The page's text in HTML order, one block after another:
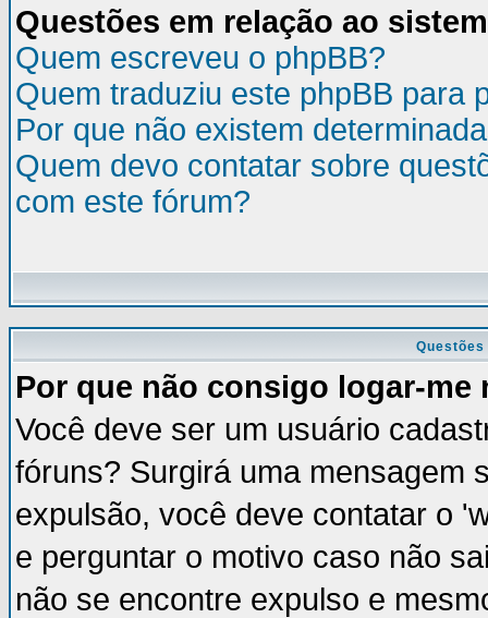
Questões em relação ao
Quem escreveu o phpBB?
Quem traduziu este phpBB para
Por que não existem
Quem devo contatar sobre
com este fórum?
Por que não consigo logar-me
Você deve ser um usuário
fóruns? Surgirá uma mensagem
expulsão, você deve contatar o
e perguntar o motivo caso não
não se encontre expulso e